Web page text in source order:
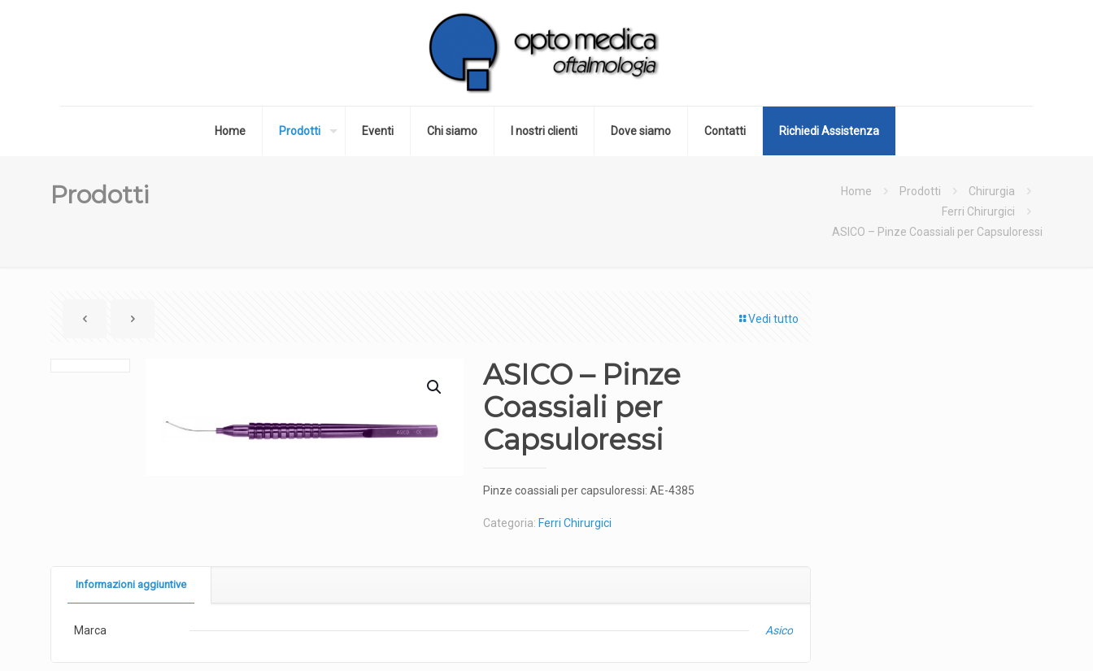
Home Prodotti Eventi Chi siamo I nostri clienti Dove siamo Contatti Richiedi Assistenza
Prodotti Home Prodotti
Chirurgia
Ferri Chirurgici
ASICO – Pinze Coassiali per Capsuloressi
Vedi tutto
ASICO – Pinze
Coassiali per
Capsuloressi
Pinze coassiali per capsuloressi: AE-4385
Categoria: Ferri Chirurgici
Informazioni aggiuntive
Marca Asico